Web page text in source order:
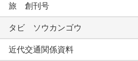
旅　創刊号
タビ　ソウカンゴウ
近代交通関係資料